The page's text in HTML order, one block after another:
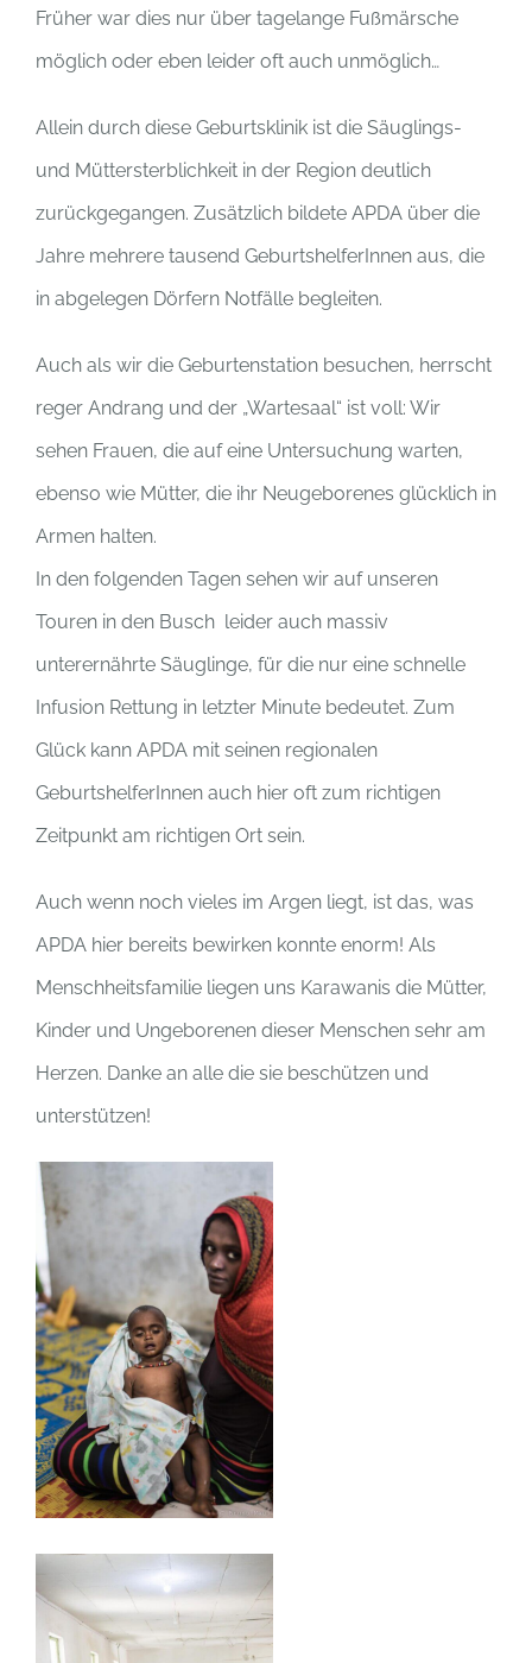
Früher war dies nur über tagelange Fußmärsche
möglich oder eben leider oft auch unmöglich…
Allein durch diese Geburtsklinik ist die Säuglings-
und Müttersterblichkeit in der Region deutlich
zurückgegangen. Zusätzlich bildete APDA über die
Jahre mehrere tausend GeburtshelferInnen aus, die
in abgelegen Dörfern Notfälle begleiten.
Auch als wir die Geburtenstation besuchen, herrscht
reger Andrang und der „Wartesaal“ ist voll: Wir
sehen Frauen, die auf eine Untersuchung warten,
ebenso wie Mütter, die ihr Neugeborenes glücklich in
Armen halten.
In den folgenden Tagen sehen wir auf unseren
Touren in den Busch leider auch massiv
unterernährte Säuglinge, für die nur eine schnelle
Infusion Rettung in letzter Minute bedeutet. Zum
Glück kann APDA mit seinen regionalen
GeburtshelferInnen auch hier oft zum richtigen
Zeitpunkt am richtigen Ort sein.
Auch wenn noch vieles im Argen liegt, ist das, was
APDA hier bereits bewirken konnte enorm! Als
Menschheitsfamilie liegen uns Karawanis die Mütter,
Kinder und Ungeborenen dieser Menschen sehr am
Herzen. Danke an alle die sie beschützen und
unterstützen!